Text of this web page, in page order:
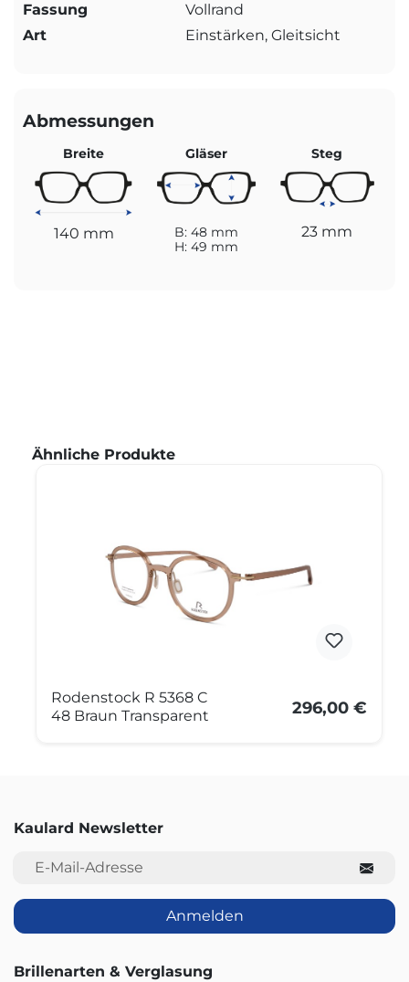
Fassung
Vollrand
Art
Einstärken, Gleitsicht
Abmessungen
Breite
140 mm
Gläser
B: 48 mm
H: 49 mm
Steg
23 mm
Produktgalerie überspringen
Ähnliche Produkte
Rodenstock R 5368 C
48 Braun Transparent
296,00 €
Kaulard Newsletter
E-Mail-Adresse
Anmelden
Brillenarten & Verglasung